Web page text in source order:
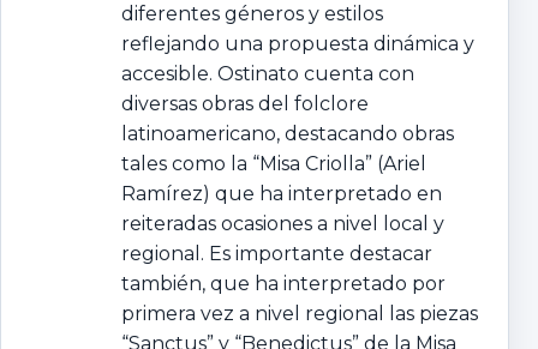
diferentes géneros y estilos
reflejando una propuesta dinámica y
accesible. Ostinato cuenta con
diversas obras del folclore
latinoamericano, destacando obras
tales como la “Misa Criolla” (Ariel
Ramírez) que ha interpretado en
reiteradas ocasiones a nivel local y
regional. Es importante destacar
también, que ha interpretado por
primera vez a nivel regional las piezas
“Sanctus” y “Benedictus” de la Misa